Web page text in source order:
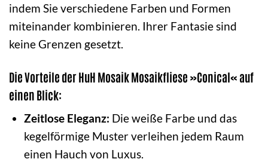
indem Sie verschiedene Farben und Formen
miteinander kombinieren. Ihrer Fantasie sind
keine Grenzen gesetzt.
Die Vorteile der HuH Mosaik Mosaikfliese »Conical« auf
einen Blick:
Zeitlose Eleganz: Die weiße Farbe und das
kegelförmige Muster verleihen jedem Raum
einen Hauch von Luxus.